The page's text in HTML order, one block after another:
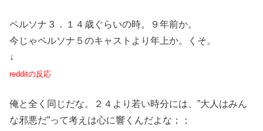
ペルソナ３．１４歳ぐらいの時。９年前か。
今じゃペルソナ５のキャストより年上か。くそ。
↓
redditの反応
俺と全く同じだな。２４より若い時分には、”大人はみん
な邪悪だ”って考えは心に響くんだよな；；